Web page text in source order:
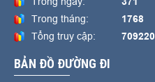
Trong tháng:
1768
Tổng truy cập:
709220
BẢN ĐỒ ĐƯỜNG ĐI